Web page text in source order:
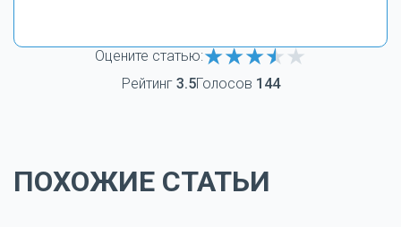
Оцените статью:
Рейтинг 3.5Голосов 144
ПОХОЖИЕ СТАТЬИ